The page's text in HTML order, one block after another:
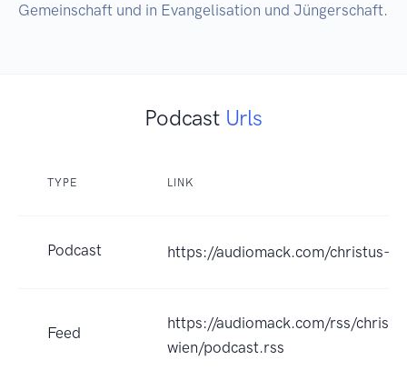
Gemeinschaft und in Evangelisation und Jüngerschaft.
Podcast Urls
TYPE LINK
Podcast https://audiomack.com/christus-
Feed
https://audiomack.com/rss/
wien/podcast.rss